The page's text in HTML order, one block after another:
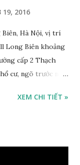
2016
Biên, Hà Nội, vị trí
Long Biên khoảng
cấp 2 Thạch
cư, ngõ trước nhà
triệu/m2. Liên hệ:
XEM CHI TIẾT »